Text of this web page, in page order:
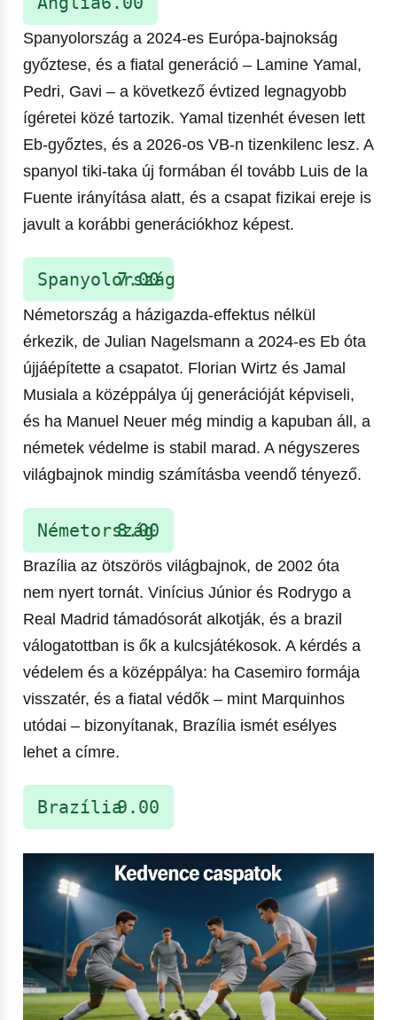
Spanyolország a 2024-es Európa-bajnokság
győztese, és a fiatal generáció – Lamine Yamal,
Pedri, Gavi – a következő évtized legnagyobb
ígéretei közé tartozik. Yamal tizenhét évesen lett
Eb-győztes, és a 2026-os VB-n tizenkilenc lesz. A
spanyol tiki-taka új formában él tovább Luis de la
Fuente irányítása alatt, és a csapat fizikai ereje is
javult a korábbi generációkhoz képest.
Spanyolország
7.00
Németország a házigazda-effektus nélkül
érkezik, de Julian Nagelsmann a 2024-es Eb óta
újjáépítette a csapatot. Florian Wirtz és Jamal
Musiala a középpálya új generációját képviseli,
és ha Manuel Neuer még mindig a kapuban áll, a
németek védelme is stabil marad. A négyszeres
világbajnok mindig számításba veendő tényező.
Németország
8.00
Brazília az ötszörös világbajnok, de 2002 óta
nem nyert tornát. Vinícius Júnior és Rodrygo a
Real Madrid támadósorát alkotják, és a brazil
válogatottban is ők a kulcsjátékosok. A kérdés a
védelem és a középpálya: ha Casemiro formája
visszatér, és a fiatal védők – mint Marquinhos
utódai – bizonyítanak, Brazília ismét esélyes
lehet a címre.
Brazília9.00